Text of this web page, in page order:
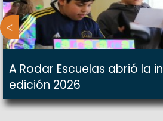
A Rodar Escuelas abrió la
edición 2026